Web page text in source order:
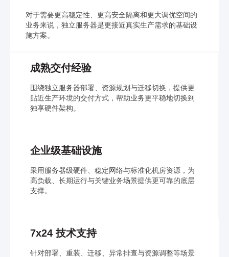
对于需要更高稳定性、更高安全隔离和更大调优空间的
业务来说，独立服务器是更接近真实生产需求的基础设
施方案。
成熟交付经验
围绕独立服务器部署、资源规划与迁移切换，提供更
贴近生产环境的交付方式，帮助业务更平稳地切换到
独享硬件架构。
企业级基础设施
采用服务器级硬件、稳定网络与标准化机房资源，为
高负载、长期运行与关键业务场景提供更可靠的底层
支撑。
7x24 技术支持
针对部署、重装、迁移、异常排查与资源调整等场景